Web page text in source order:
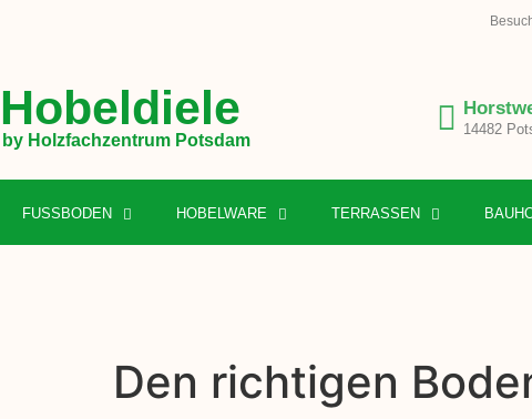
Hobeldiele
by Holzfachzentrum Potsdam
14482
FUSSBODEN HOBELWARE TERRASSEN
Den richtigen